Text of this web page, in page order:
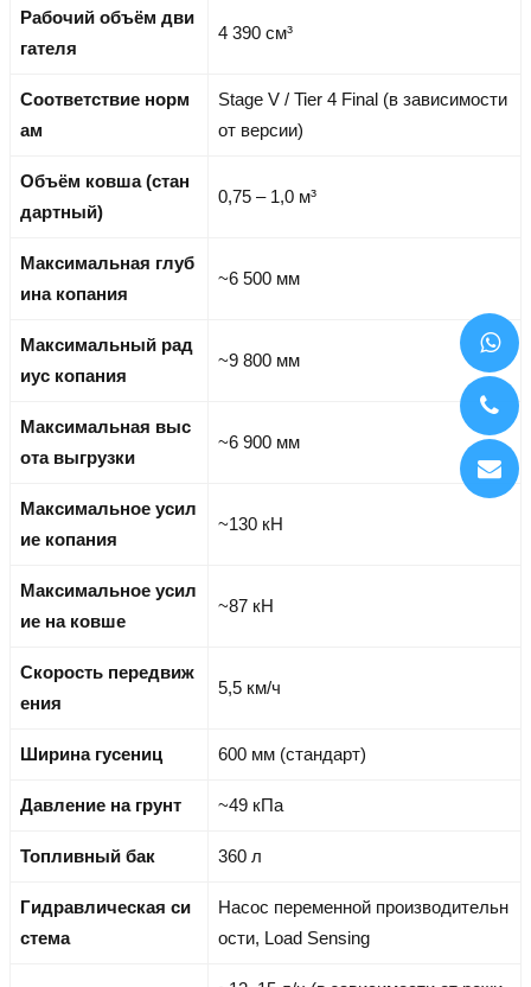
Рабочий объём дви
гателя
4 390 см³
Соответствие норм
ам
Stage V / Tier 4 Final (в зависимости
от версии)
Объём ковша (стан
дартный)
0,75 – 1,0 м³
Максимальная глуб
ина копания
~6 500 мм
Максимальный рад
иус копания
~9 800 мм
Максимальная выс
ота выгрузки
~6 900 мм
Максимальное усил
ие копания
~130 кН
Максимальное усил
ие на ковше
~87 кН
Скорость передвиж
ения
5,5 км/ч
Ширина гусениц 600 мм (стандарт)
Давление на грунт ~49 кПа
Топливный бак 360 л
Гидравлическая си
стема
Насос переменной производительн
ости, Load Sensing